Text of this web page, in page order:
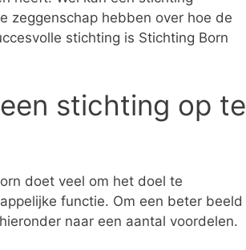
zeggenschap hebben over hoe de
stichting is Stichting Born
stichting op te
doet veel om het doel te
functie. Om een beter beeld
naar een aantal voordelen.